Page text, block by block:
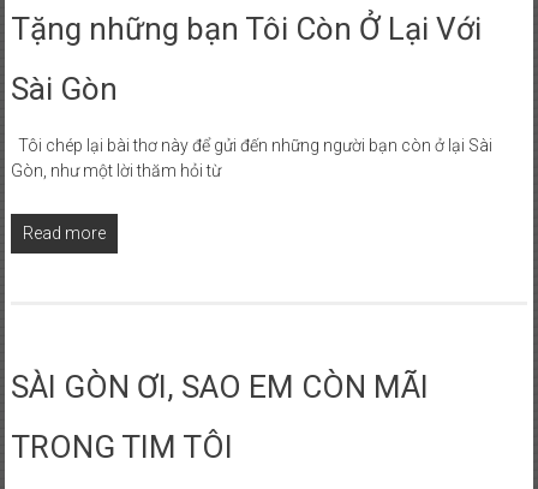
Tặng những bạn Tôi Còn Ở Lại Với
Sài Gòn
Tôi chép lại bài thơ này để gửi đến những người bạn còn ở lại Sài
Gòn, như một lời thăm hỏi từ
Read more
SÀI GÒN ƠI, SAO EM CÒN MÃI
TRONG TIM TÔI